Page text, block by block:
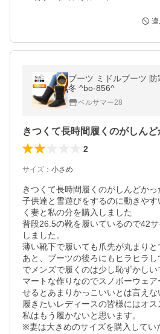
ブーツ ミドルブーツ
冬 ^bo-856^
ベルサマー28
2
サイズ ： 小さめ
きつくて長時間履くのがしんどかっ
子供達と雪遊びをするのに動きや
く妻と私の分を購入しました
普段26.5の靴を履いているので42
しました。
薄い靴下で履いても爪先が丸まりと
あと、ブーツの後ろにもヒラヒラ
でメンズで履くのは少し恥ずかし
マートな作りなのでスノボーウェ
せるとあまりかっこいいとは言え
履きたいレディースの皆様にはオス
私はもう履かないと思います。